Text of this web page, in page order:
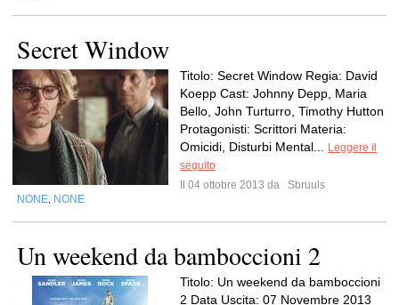
Secret Window
Titolo: Secret Window Regia: David
Koepp Cast: Johnny Depp, Maria
Bello, John Turturro, Timothy Hutton
Protagonisti: Scrittori Materia:
Omicidi, Disturbi Mental...
Leggere il
seguito
Il 04 ottobre 2013 da
Sbruuls
NONE NONE
Un weekend da bamboccioni 2
Titolo: Un weekend da bamboccioni
2 Data Uscita: 07 Novembre 2013